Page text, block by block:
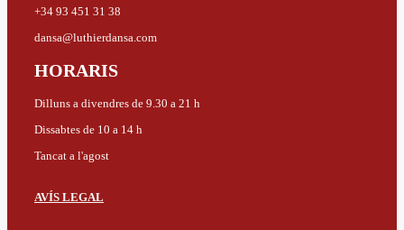
+34 93 451 31 38
dansa@luthierdansa.com
HORARIS
Dilluns a divendres de 9.30 a 21 h
Dissabtes de 10 a 14 h
Tancat a l'agost
AVÍS LEGAL